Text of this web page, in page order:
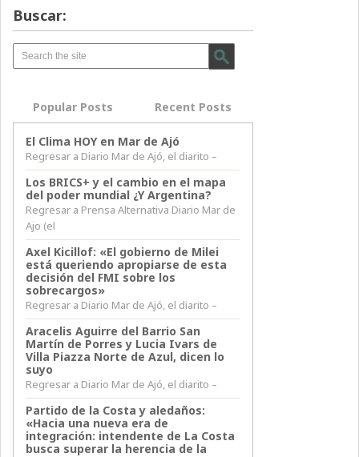
Buscar:
Popular Posts Recent Posts
El Clima HOY en Mar de Ajó
Regresar a Diario Mar de Ajó, el diarito –
Los BRICS+ y el cambio en el mapa
del poder mundial ¿Y Argentina?
Regresar a Prensa Alternativa Diario Mar de
Ajo (el
Axel Kicillof: «El gobierno de Milei
está queriendo apropiarse de esta
decisión del FMI sobre los
sobrecargos»
Regresar a Diario Mar de Ajó, el diarito –
Aracelis Aguirre del Barrio San
Martín de Porres y Lucia Ivars de
Villa Piazza Norte de Azul, dicen lo
suyo
Regresar a Diario Mar de Ajó, el diarito –
Partido de la Costa y aledaños:
«Hacia una nueva era de
integración: intendente de La Costa
busca superar la herencia de la